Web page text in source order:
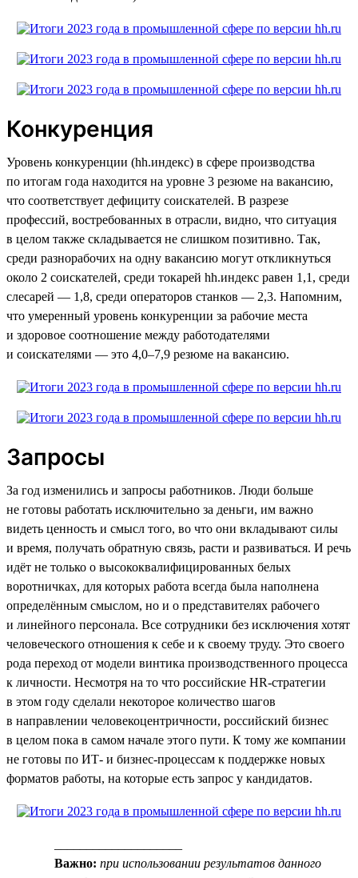
Конкуренция
Уровень конкуренции (hh.индекс) в сфере производства
по итогам года находится на уровне 3 резюме на вакансию,
что соответствует дефициту соискателей. В разрезе
профессий, востребованных в отрасли, видно, что ситуация
в целом также складывается не слишком позитивно. Так,
среди разнорабочих на одну вакансию могут откликнуться
около 2 соискателей, среди токарей hh.индекс равен 1,1, среди
слесарей — 1,8, среди операторов станков — 2,3. Напомним,
что умеренный уровень конкуренции за рабочие места
и здоровое соотношение между работодателями
и соискателями — это 4,0–7,9 резюме на вакансию.
Запросы
За год изменились и запросы работников. Люди больше
не готовы работать исключительно за деньги, им важно
видеть ценность и смысл того, во что они вкладывают силы
и время, получать обратную связь, расти и развиваться. И речь
идёт не только о высококвалифицированных белых
воротничках, для которых работа всегда была наполнена
определённым смыслом, но и о представителях рабочего
и линейного персонала. Все сотрудники без исключения хотят
человеческого отношения к себе и к своему труду. Это своего
рода переход от модели винтика производственного процесса
к личности. Несмотря на то что российские HR-стратегии
в этом году сделали некоторое количество шагов
в направлении человекоцентричности, российский бизнес
в целом пока в самом начале этого пути. К тому же компании
не готовы по ИТ- и бизнес-процессам к поддержке новых
форматов работы, на которые есть запрос у кандидатов.
Важно: при использовании результатов данного